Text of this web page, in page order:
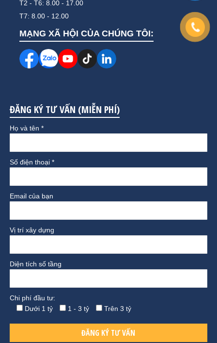
T2 - T6: 8.00 - 17.00
T7: 8.00 - 12.00
MẠNG XÃ HỘI CỦA CHÚNG TÔI:
ĐĂNG KÝ TƯ VẤN (MIỄN PHÍ)
Họ và tên *
Số điện thoại *
Email của bạn
Vị trí xây dựng
Diện tích số tầng
Chi phí đầu tư:
Dưới 1 tỷ
1 - 3 tỷ Trên 3 tỷ